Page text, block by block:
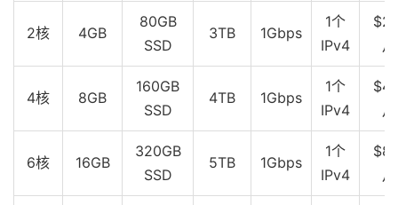
2核 4GB
80GB
SSD
3TB 1Gbps
1个
IPv4
月
4核 8GB
160GB
SSD
4TB 1Gbps
1个
IPv4
月
6核 16GB
320GB
SSD
5TB 1Gbps
1个
IPv4
月